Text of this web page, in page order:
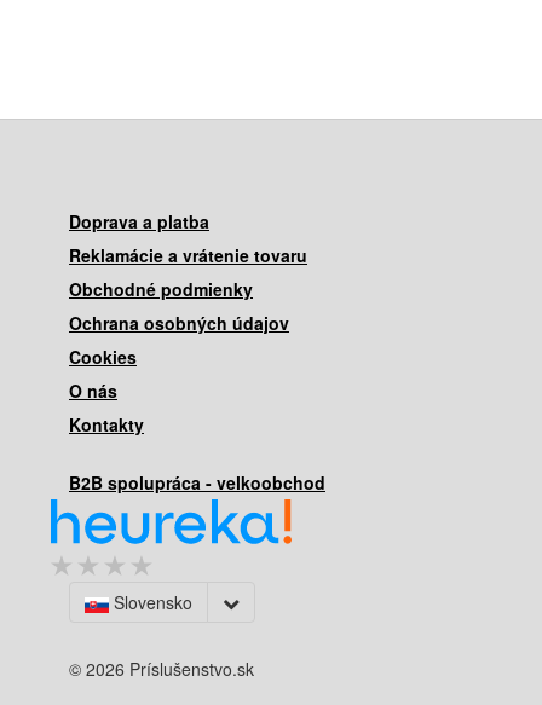
Doprava a platba
Reklamácie a vrátenie tovaru
Obchodné podmienky
Ochrana osobných údajov
Cookies
O nás
Kontakty
B2B spolupráca - velkoobchod
Slovensko
© 2026 Príslušenstvo.sk